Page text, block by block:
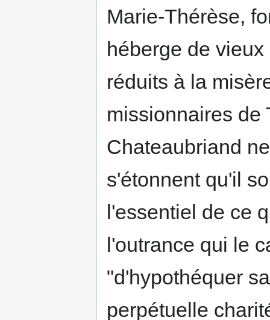
Marie-Thérèse,
héberge de
réduits à la
missionnaires de
Chateaubriand
s'étonnent qu'il
l'essentiel de ce
l'outrance qui le
"d'hypothéquer
perpétuelle